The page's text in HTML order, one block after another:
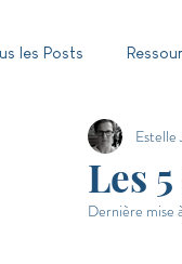
les Posts
Parentalité en
Les
Estelle
Dernière mise